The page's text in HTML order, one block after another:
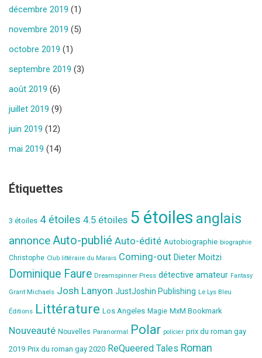
décembre 2019 (1)
novembre 2019 (5)
octobre 2019 (1)
septembre 2019 (3)
août 2019 (6)
juillet 2019 (9)
juin 2019 (12)
mai 2019 (14)
Étiquettes
3 étoiles 4 étoiles 4.5 étoiles 5 étoiles anglais
annonce Auto-publié Auto-édité Autobiographie biographie
Christophe Club littéraire du Marais Coming-out Dieter Moitzi
Dominique Faure Dreamspinner Press détective amateur Fantasy
Grant Michaels Josh Lanyon JustJoshin Publishing Le Lys Bleu
Éditions Littérature Los Angeles Magie MxM Bookmark
Nouveauté Nouvelles Paranormal Polar policier prix du roman gay
2019 Prix du roman gay 2020 ReQueered Tales Roman